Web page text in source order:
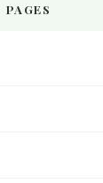
PAGES